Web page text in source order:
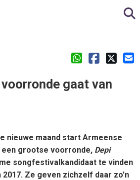
gaat van
nieuwe maand start Armeense
een grootse voorronde, Depi
songfestivalkandidaat te vinden
Ze geven zichzelf daar zo’n